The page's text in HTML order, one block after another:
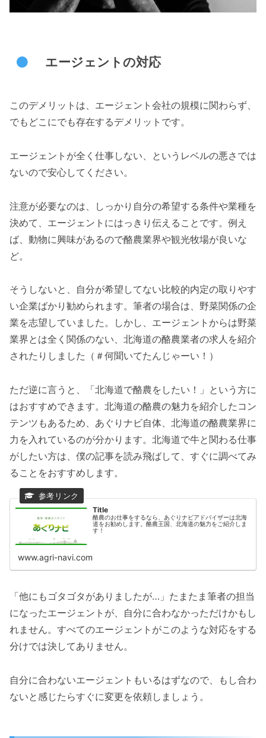
エージェントの対応
このデメリットは、エージェント会社の規模に関わらず、
でもどこにでも存在するデメリットです。
エージェントが全く仕事しない、というレベルの悪さでは
ないので安心してください。
注意が必要なのは、しっかり自分の希望する条件や業種を
決めて、エージェントにはっきり伝えることです。例え
ば、動物に興味があるので酪農業界や観光牧場が良いな
ど。
そうしないと、自分が希望してない比較的内定の取りやす
い企業ばかり勧められます。筆者の場合は、野菜関係の企
業を志望していました。しかし、エージェントからは野菜
業界とは全く関係のない、北海道の酪農業者の求人を紹介
されたりしました（＃何聞いてたんじゃーい！）
ただ逆に言うと、「北海道で酪農をしたい！」という方に
はおすすめできます。北海道の酪農の魅力を紹介したコン
テンツもあるため、あぐりナビ自体、北海道の酪農業界に
力を入れているのが分かります。北海道で牛と関わる仕事
がしたい方は、僕の記事を読み飛ばして、すぐに調べてみ
ることをおすすめします。
Title
酪農のお仕事をするなら、あぐりナビアドバイザーは北海
道をお勧めします。酪農王国、北海道の魅力をご紹介しま
す！
www.agri-navi.com
「他にもゴタゴタがありましたが…」たまたま筆者の担当
になったエージェントが、自分に合わなかっただけかもし
れません。すべてのエージェントがこのような対応をする
分けでは決してありません。
自分に合わないエージェントもいるはずなので、もし合わ
ないと感じたらすぐに変更を依頼しましょう。